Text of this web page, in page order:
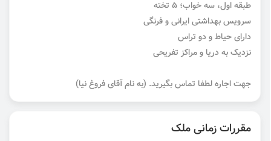
طبقه اول، سه خواب؛ 5 تخته
سرویس بهداشتی ایرانی و فرنگی
دارای حیاط و دو تراس
نزدیک به دریا و مراکز تفریحی
جهت اجاره لطفا تماس بگیرید. (به نام آقای فروغ نیا)
مقررات زمانی ملک